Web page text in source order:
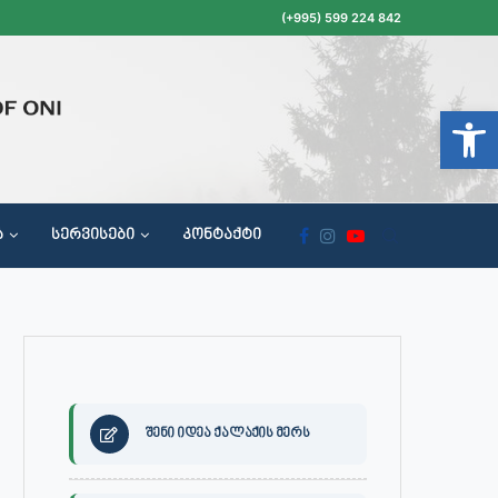
(+995) 599 224 842
ᲡᲔᲠᲕᲘᲡᲔᲑᲘ ᲙᲝᲜᲢᲐᲥᲢᲘ
შენი იდეა ქალაქის მერს